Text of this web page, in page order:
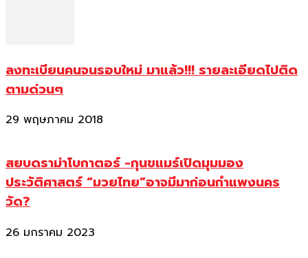
ลงทะเบียนคนจนรอบใหม่ มาแล้ว!!! รายละเอียดไปติด
ตามด่วนๆ
29 พฤษภาคม 2018
สยบดราม่าโบกาตอร์ -กุนขแมร์เปิดมุมมอง
ประวัติศาสตร์ “มวยไทย”อาจมีมาก่อนกำแพงนคร
วัด?
26 มกราคม 2023